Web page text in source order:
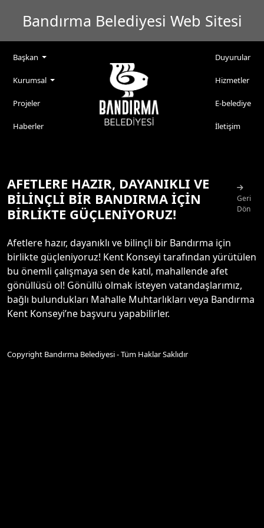
Bandırma Belediyesi Web Sitesi
Başkan
Kurumsal
Projeler
Haberler
Duyurular
Hizmetler
E-belediye
İletişim
AFETLERE HAZIR, DAYANIKLI VE
BİLİNÇLİ BİR BANDIRMA İÇİN
BİRLİKTE GÜÇLENİYORUZ!
Geri
Dön
Afetlere hazır, dayanıklı ve bilinçli bir Bandırma için
birlikte güçleniyoruz! Kent Konseyi tarafından yürütülen
bu önemli çalışmaya sen de katıl, mahallende afet
gönüllüsü ol! Gönüllü olmak isteyen vatandaşlarımız,
bağlı bulundukları Mahalle Muhtarlıkları veya Bandırma
Kent Konseyi’ne başvuru yapabilirler.
Copyright Bandırma Belediyesi - Tüm Haklar Saklıdır